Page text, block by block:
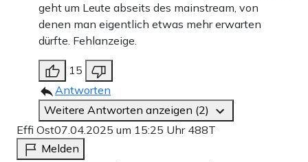
geht um Leute abseits des mainstream, von
denen man eigentlich etwas mehr erwarten
dürfte. Fehlanzeige.
15
Antworten
Weitere Antworten anzeigen (2)
Effi Ost07.04.2025 um 15:25 Uhr 488T
Melden